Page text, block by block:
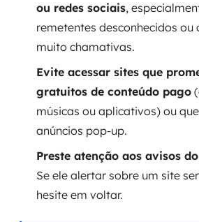
ou redes sociais,
remetentes desconhecidos ou
muito chamativas.
Evite acessar sites que
gratuitos de conteúdo pago
músicas ou aplicativos) ou
anúncios pop-up.
Preste atenção aos avisos
Se ele alertar sobre um site
hesite em voltar.